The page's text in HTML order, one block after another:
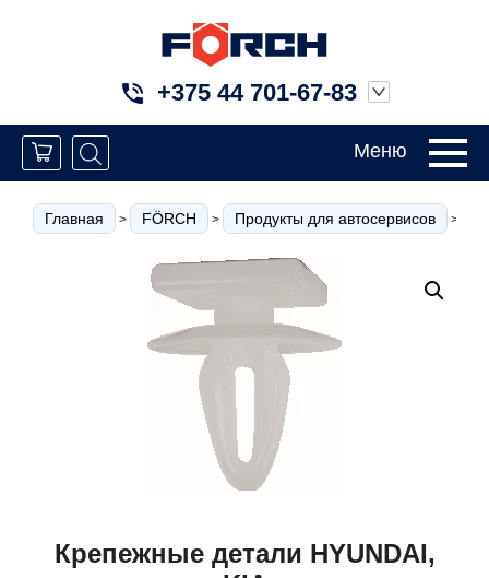
+375 44 701-67-83
Меню
Главная > FÖRCH > Продукты для автосервисов >
Крепежные детали HYUNDAI,